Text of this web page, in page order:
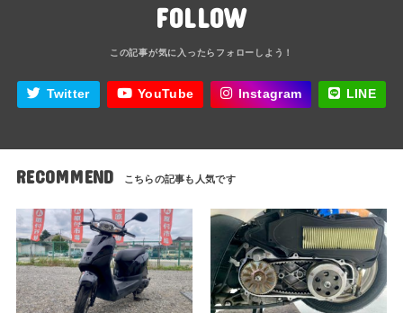
FOLLOW
Twitter YouTube Instagram LINE
RECOMMEND